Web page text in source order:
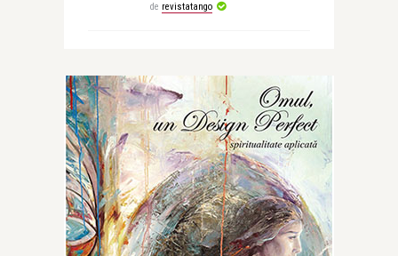
de revistatango